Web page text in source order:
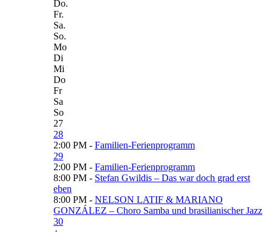
Do.
Fr.
Sa.
So.
Mo
Di
Mi
Do
Fr
Sa
So
27
28
2:00 PM - Familien-Ferienprogramm
29
2:00 PM - Familien-Ferienprogramm
8:00 PM - Stefan Gwildis – Das war doch grad erst
eben
8:00 PM - NELSON LATIF & MARIANO
GONZÁLEZ – Choro Samba und brasilianischer Jazz
30